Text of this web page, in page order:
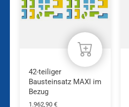
42-teiliger
Bausteinsatz MAXI im
Bezug
1.962,90 €